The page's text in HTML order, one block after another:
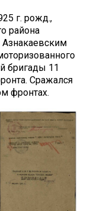
г. рожд.,
района
Азнакаевским
бригады 11
Сражался
фронтах.